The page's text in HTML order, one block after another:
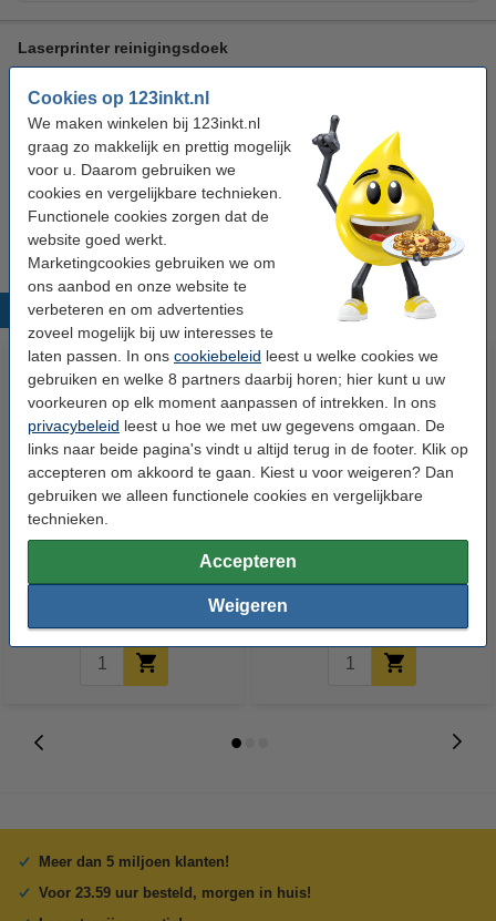
Cookies op 123inkt.nl
We maken winkelen bij 123inkt.nl
graag zo makkelijk en prettig mogelijk
voor u. Daarom gebruiken we
cookies en vergelijkbare technieken.
Functionele cookies zorgen dat de
website goed werkt.
Marketingcookies gebruiken we om
ons aanbod en onze website te
verbeteren en om advertenties
zoveel mogelijk bij uw interesses te
laten passen. In ons cookiebeleid leest u welke cookies we
gebruiken en welke 8 partners daarbij horen; hier kunt u uw
voorkeuren op elk moment aanpassen of intrekken. In ons
privacybeleid leest u hoe we met uw gegevens omgaan. De
links naar beide pagina's vindt u altijd terug in de footer. Klik op
accepteren om akkoord te gaan. Kiest u voor weigeren? Dan
gebruiken we alleen functionele cookies en vergelijkbare
technieken.
Accepteren
Weigeren
Laserprinter reinigingsdoek
Bekijk de specificaties en omschrijving
Direct leverbaar
Morgen verstuurd
€ 0,95 Bestellen
Populaire producten
123accu Xtreme Power MN1500
Penlite AA batterij 24 stuks
van 2.500 vel A4 - 80 grams
Meer dan 5 miljoen klanten!
Voor 23.59 uur besteld, morgen in huis!